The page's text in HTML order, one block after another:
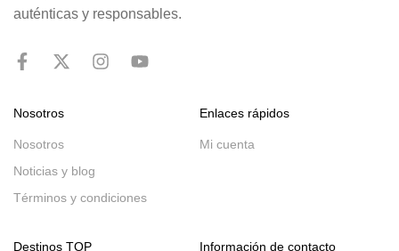
auténticas y responsables.
Nosotros
Nosotros
Noticias y blog
Términos y condiciones
Enlaces rápidos
Mi cuenta
Destinos TOP Información de contacto